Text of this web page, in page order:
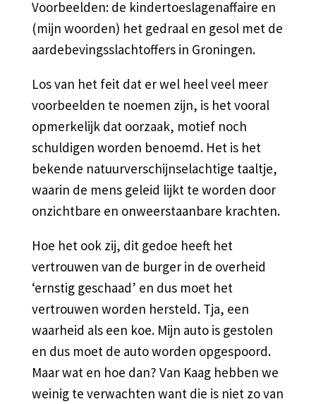
Voorbeelden: de kindertoeslagenaffaire en
(mijn woorden) het gedraal en gesol met de
aardebevingsslachtoffers in Groningen.
Los van het feit dat er wel heel veel meer
voorbeelden te noemen zijn, is het vooral
opmerkelijk dat oorzaak, motief noch
schuldigen worden benoemd. Het is het
bekende natuurverschijnselachtige taaltje,
waarin de mens geleid lijkt te worden door
onzichtbare en onweerstaanbare krachten.
Hoe het ook zij, dit gedoe heeft het
vertrouwen van de burger in de overheid
‘ernstig geschaad’ en dus moet het
vertrouwen worden hersteld. Tja, een
waarheid als een koe. Mijn auto is gestolen
en dus moet de auto worden opgespoord.
Maar wat en hoe dan? Van Kaag hebben we
weinig te verwachten want die is niet zo van